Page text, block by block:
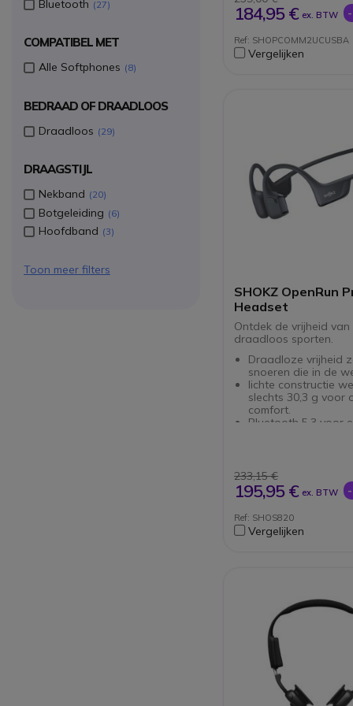
Comfortabel voor
29 m draadloos
vochtbestendig
Certificering voor
184,95 € ex. BTW
Ref: SHOPCOMM2UCUSBA
Vergelijken
SHOKZ OpenRun
Headset
Ontdek de vrijheid van
draadloos sporten.
Draadloze vrijheid
snoeren die in de
lichte constructie
slechts 30,3 g voor
comfort.
Bluetooth 5.3 voor
frequentiebereik van
20000 Hz.
Ingebouwde
heldere
sporten.
233,15 €
195,95 € ex. BTW
Ref: SHOS820
Vergelijken
Bluetooth 27
COMPATIBEL MET
Alle Softphones 8
BEDRAAD OF DRAADLOOS
Draadloos 29
DRAAGSTIJL
Nekband 20
Botgeleiding 6
Hoofdband 3
Toon meer filters